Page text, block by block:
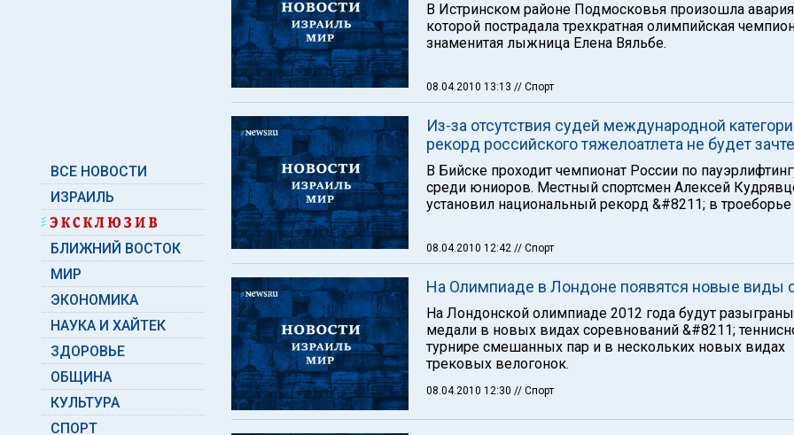
ВСЕ НОВОСТИ
ИЗРАИЛЬ
БЛИЖНИЙ ВОСТОК
МИР
ЭКОНОМИКА
НАУКА И ХАЙТЕК
ЗДОРОВЬЕ
ОБЩИНА
КУЛЬТУРА
СПОРТ
В Истринском районе Подмосковья произошла
которой пострадала трехкратная олимпийская
знаменитая лыжница Елена Вяльбе.
08.04.2010 13:13 // Спорт
Из-за отсутствия судей международной
рекорд российского тяжелоатлета не будет
В Бийске проходит чемпионат России по
среди юниоров. Местный спортсмен Алексей
установил национальный рекорд &#8211; в троеборье
08.04.2010 12:42 // Спорт
На Олимпиаде в Лондоне появятся новые виды
На Лондонской олимпиаде 2012 года будут разыграны
медали в новых видах соревнований &#8211;
турнире смешанных пар и в нескольких новых видах
трековых велогонок.
08.04.2010 12:30 // Спорт